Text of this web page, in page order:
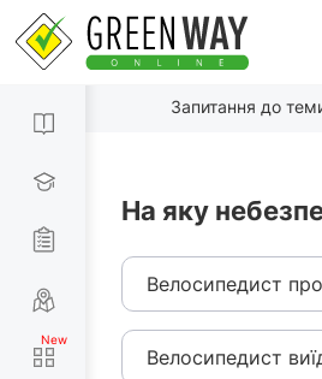
Запитання до
На яку
Велосипедист
Велосипедист